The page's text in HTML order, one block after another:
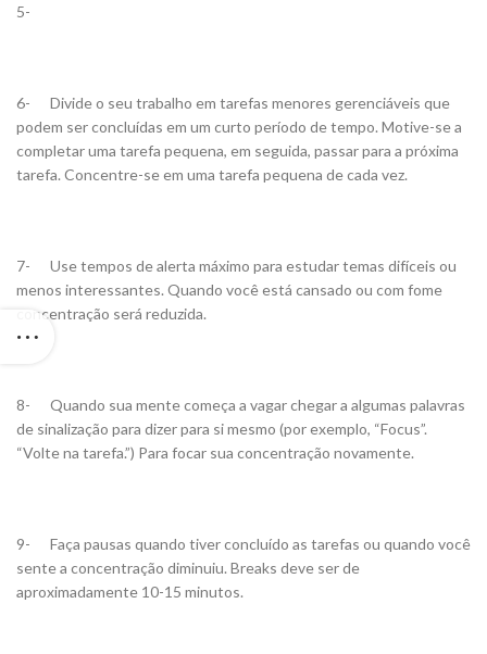
5-
6- Divide o seu trabalho em tarefas menores gerenciáveis ​​que
podem ser concluídas em um curto período de tempo. Motive-se a
completar uma tarefa pequena, em seguida, passar para a próxima
tarefa. Concentre-se em uma tarefa pequena de cada vez.
7- Use tempos de alerta máximo para estudar temas difíceis ou
menos interessantes. Quando você está cansado ou com fome
concentração será reduzida.
8- Quando sua mente começa a vagar chegar a algumas palavras
de sinalização para dizer para si mesmo (por exemplo, “Focus”.
“Volte na tarefa.”) Para focar sua concentração novamente.
9- Faça pausas quando tiver concluído as tarefas ou quando você
sente a concentração diminuiu. Breaks deve ser de
aproximadamente 10-15 minutos.